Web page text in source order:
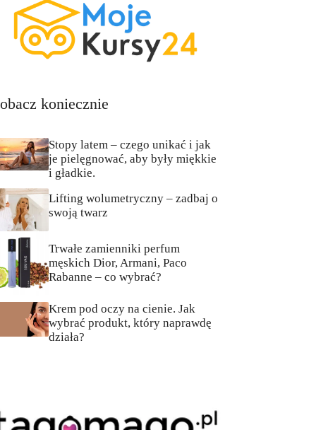
koniecznie
Stopy latem – czego unikać i jak
je pielęgnować, aby były miękkie
i gładkie.
Lifting wolumetryczny – zadbaj o
swoją twarz
Trwałe zamienniki perfum
męskich Dior, Armani, Paco
Rabanne – co wybrać?
Krem pod oczy na cienie. Jak
wybrać produkt, który naprawdę
działa?